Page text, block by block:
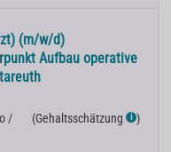
(m/w/d)
Aufbau operative
/
(Gehaltsschätzung ℹ )